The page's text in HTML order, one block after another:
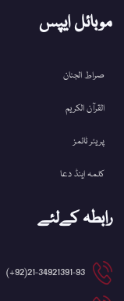
موبائل ایپس
صراط الجنان
القرآن الکریم
پریئر ٹائمز
کلمہ اینڈ دعا
رابطہ کےلئے
21-34921391-93(92+)